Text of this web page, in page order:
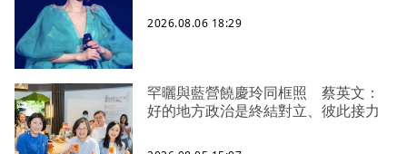
2026.08.06 18:29
罕曬與藍營饒慶玲同框照 蔡英文：
好的地方政治是終結對立、彼此接力